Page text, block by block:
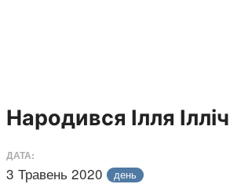
Народився Ілля
ДАТА:
3 Травень 2020 день